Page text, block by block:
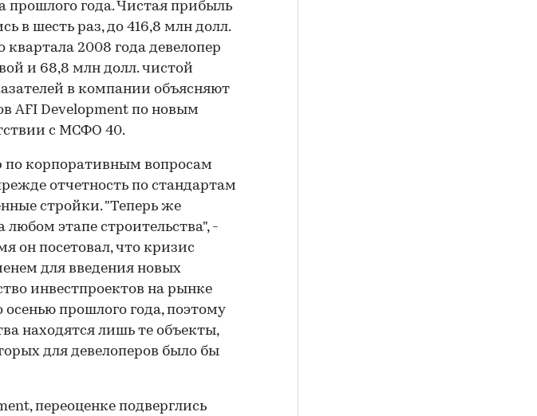
прошлого года. Чистая прибыль
в шесть раз, до 416,8 млн долл.
2008 года девелопер
и 68,8 млн долл. чистой
в компании объясняют
AFI Development по новым
с МСФО 40.
по корпоративным вопросам
отчетность по стандартам
стройки. "Теперь же
этапе строительства", -
он посетовал, что кризис
для введения новых
инвестпроектов на рынке
прошлого года, поэтому
находятся лишь те объекты,
для девелоперов было бы
переоценке подверглись